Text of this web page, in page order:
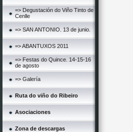
=> Degustación do Viño Tinto de
Cenlle
=> SAN ANTONIO. 13 de junio.
=> ABANTUXOS 2011
=> Festas do Quince. 14-15-16
de agosto
=> Galería
Ruta do viño do Ribeiro
Asociaciones
Zona de descargas